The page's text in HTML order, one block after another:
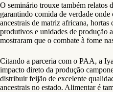
O seminário trouxe também relatos
garantindo comida de verdade
ancestrais de matriz africana,
produtivos e unidades de produção
mostraram que o combate à fome
Citando a parceria com o PAA, a
impacto direto da produção
distribuir feijão de excelente
ancestrais no estado. Alimentar é